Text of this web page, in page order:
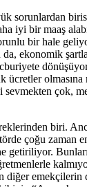
sorunlardan
iyi bir maaş
bir hale
da, ekonomik
ücretler
çok,
biri.
çoğu zaman
getiriliyor.
diğer emekçilerin